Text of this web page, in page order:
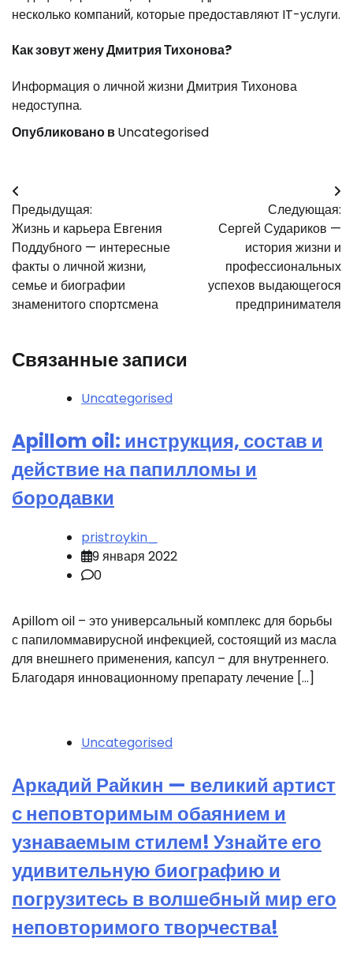
несколько компаний, которые предоставляют IT-услуги.
Как зовут жену Дмитрия Тихонова?
Информация о личной жизни Дмитрия Тихонова
недоступна.
Опубликовано вUncategorised
Навигация
по
записям
Предыдущая:
Жизнь и карьера Евгения
Поддубного — интересные
факты о личной жизни,
семье и биографии
знаменитого спортсмена
Следующая:
Сергей Судариков —
история жизни и
профессиональных
успехов выдающегося
предпринимателя
Связанные записи
Uncategorised
Apillom oil: инструкция, состав и
действие на папилломы и
бородавки
pristroykin_
9 января 2022
0
Apillom oil – это универсальный комплекс для борьбы
с папиломмавирусной инфекцией, состоящий из масла
для внешнего применения, капсул – для внутреннего.
Благодаря инновационному препарату лечение […]
Uncategorised
Аркадий Райкин — великий артист
с неповторимым обаянием и
узнаваемым стилем! Узнайте его
удивительную биографию и
погрузитесь в волшебный мир его
неповторимого творчества!